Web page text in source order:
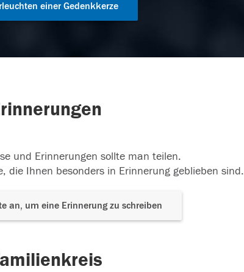
einer Gedenkkerze
und Erinnerungen sollte man teilen.
die Ihnen besonders in Erinnerung geblieben sind.
an, um eine Erinnerung zu schreiben